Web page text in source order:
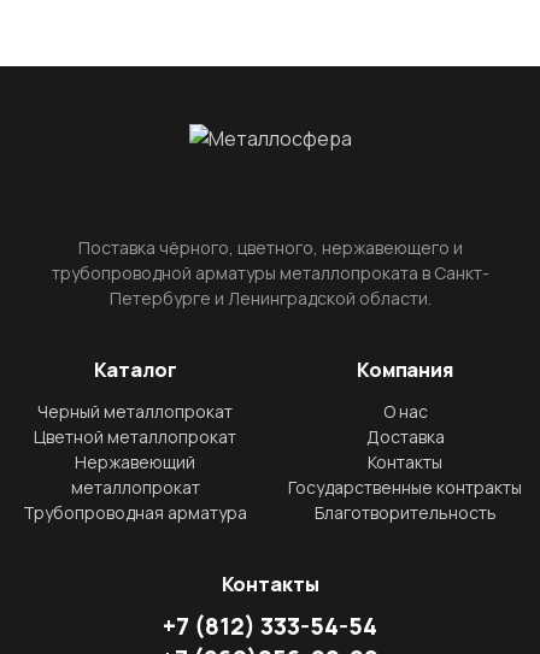
Поставка чёрного, цветного, нержавеющего и
трубопроводной арматуры металлопроката в Санкт-
Петербурге и Ленинградской области.
Каталог
Черный металлопрокат
Цветной металлопрокат
Нержавеющий
металлопрокат
Трубопроводная арматура
Компания
О нас
Доставка
Контакты
Государственные контракты
Благотворительность
Контакты
+7 (812) 333-54-54